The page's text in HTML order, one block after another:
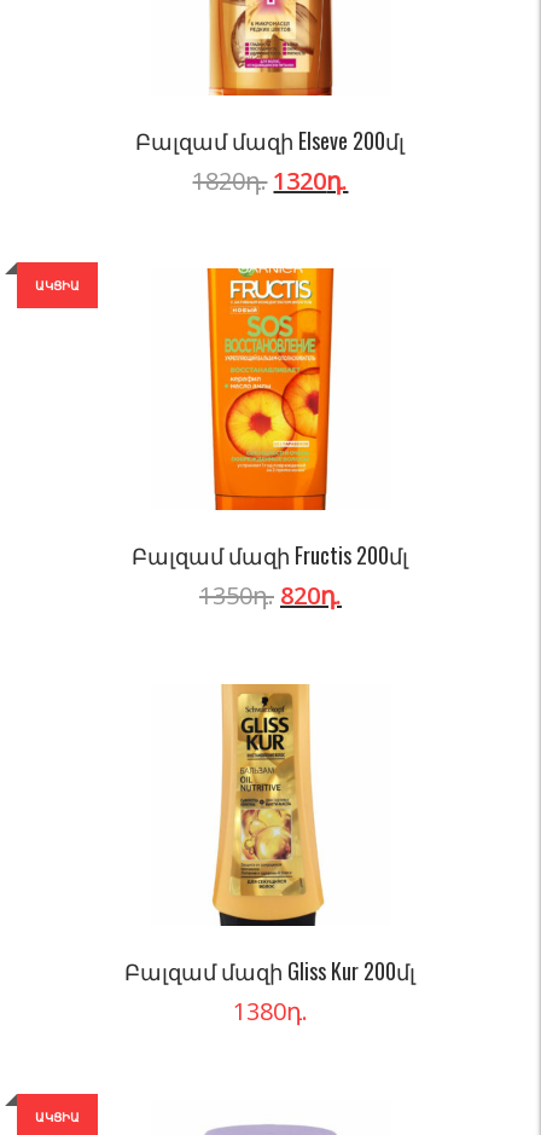
Բալզամ մազի Elseve 200մլ
1820դ. 1320դ.
ԱԿՑԻԱ
Բալզամ մազի Fructis 200մլ
1350դ. 820դ.
Բալզամ մազի Gliss Kur 200մլ
1380դ.
ԱԿՑԻԱ